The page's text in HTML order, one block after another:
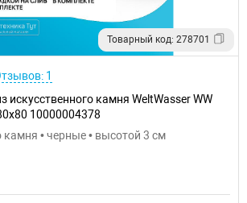
Товарный код: 278701
1
искусственного камня WeltWasser WW
10000004378
камня • черные • высотой 3 см